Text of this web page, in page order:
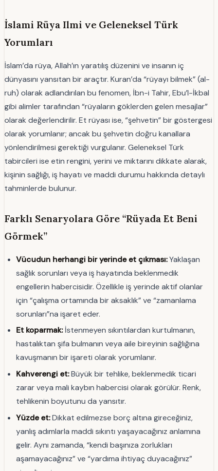
İslami Rüya Ilmi ve Geleneksel Türk
Yorumları
İslam’da rüya, Allah’ın yaratılış düzenini ve insanın iç
dünyasını yansıtan bir araçtır. Kuran’da “rüyayı bilmek” (al-
ruh) olarak adlandırılan bu fenomen, İbn-i Tahir, Ebu’l-İkbal
gibi alimler tarafından “rüyaların göklerden gelen mesajlar”
olarak değerlendirilir. Et rüyası ise, “şehvetin” bir göstergesi
olarak yorumlanır; ancak bu şehvetin doğru kanallara
yönlendirilmesi gerektiği vurgulanır. Geleneksel Türk
tabircileri ise etin rengini, yerini ve miktarını dikkate alarak,
kişinin sağlığı, iş hayatı ve maddi durumu hakkında detaylı
tahminlerde bulunur.
Farklı Senaryolara Göre “Rüyada Et Beni
Görmek”
Vücudun herhangi bir yerinde et çıkması:Yaklaşan
sağlık sorunları veya iş hayatında beklenmedik
engellerin habercisidir. Özellikle iş yerinde aktif olanlar
için “çalışma ortamında bir aksaklık” ve “zamanlama
sorunları”na işaret eder.
Et koparmak:İstenmeyen sıkıntılardan kurtulmanın,
hastalıktan şifa bulmanın veya aile bireyinin sağlığına
kavuşmanın bir işareti olarak yorumlanır.
Kahverengi et:Büyük bir tehlike, beklenmedik ticari
zarar veya mali kaybın habercisi olarak görülür. Renk,
tehlikenin boyutunu da yansıtır.
Yüzde et:Dikkat edilmezse borç altına gireceğiniz,
yanlış adımlarla maddi sıkıntı yaşayacağınız anlamına
gelir. Aynı zamanda, “kendi başınıza zorlukları
aşamayacağınız” ve “yardıma ihtiyaç duyacağınız”